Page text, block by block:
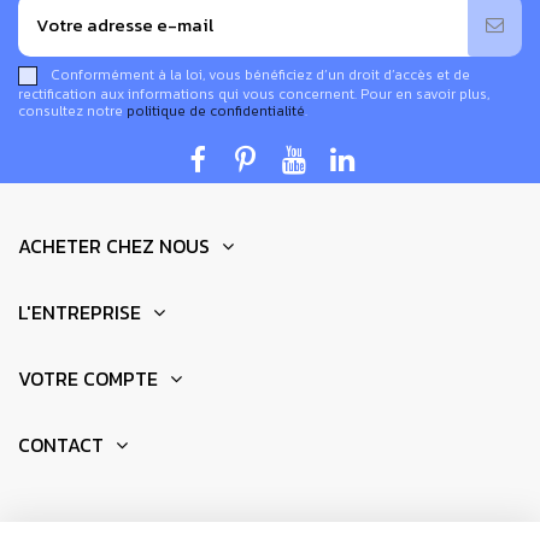
Fonctionnement de cet amplificateur de son
cavité conçue à cet effet
naturellement le son du haut-parleur de votre
Conformément à la loi, vous bénéficiez d’un droit d’accès et de
rectification aux informations qui vous concernent. Pour en savoir plus,
consultez notre politique de confidentialité.
ACHETER CHEZ NOUS
L'ENTREPRISE
VOTRE COMPTE
CONTACT